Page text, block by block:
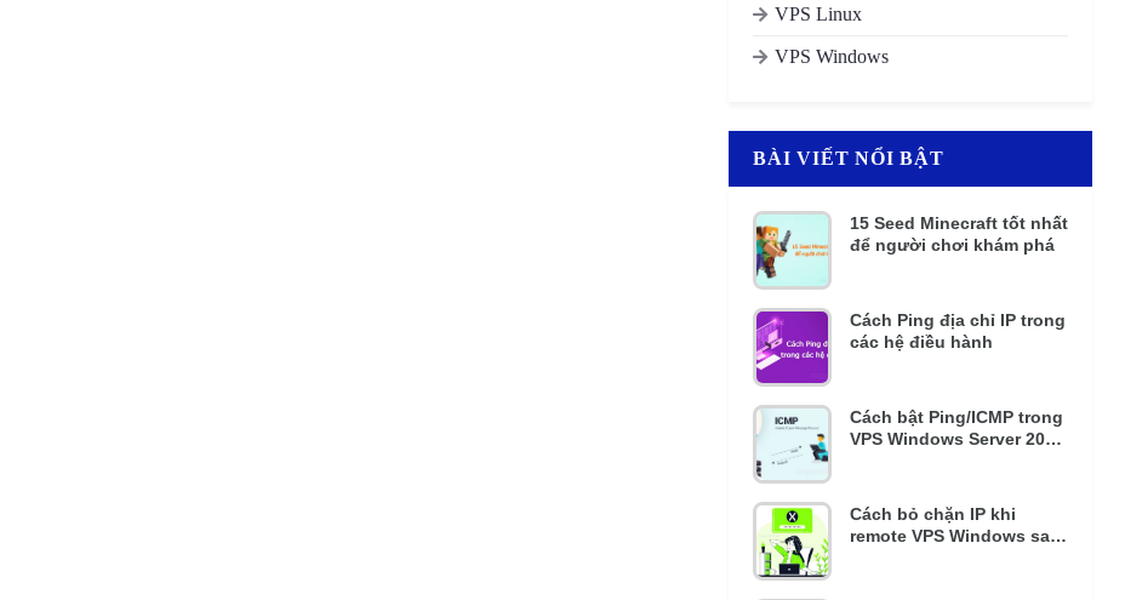
VPS Linux
VPS Windows
BÀI VIẾT NỔI BẬT
15 Seed Minecraft tốt nhất
để người chơi khám phá
Cách Ping địa chỉ IP trong
các hệ điều hành
Cách bật Ping/ICMP trong
VPS Windows Server 2016
Cách bỏ chặn IP khi
remote VPS Windows sai